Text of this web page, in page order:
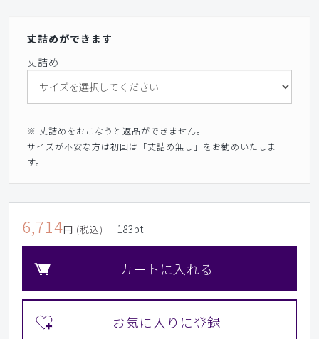
丈詰めができます
丈詰め
※ 丈詰めをおこなうと返品ができません。
サイズが不安な方は初回は「丈詰め無し」をお勧めいたしま
す。
6,714円 (税込) 183pt
カートに入れる